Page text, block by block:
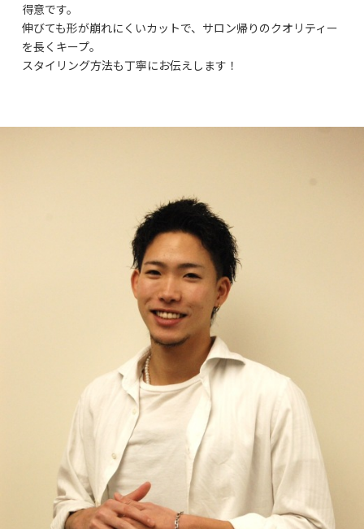
得意です。
伸びても形が崩れにくいカットで、サロン帰りのクオリティー
を長くキープ。
スタイリング方法も丁寧にお伝えします！